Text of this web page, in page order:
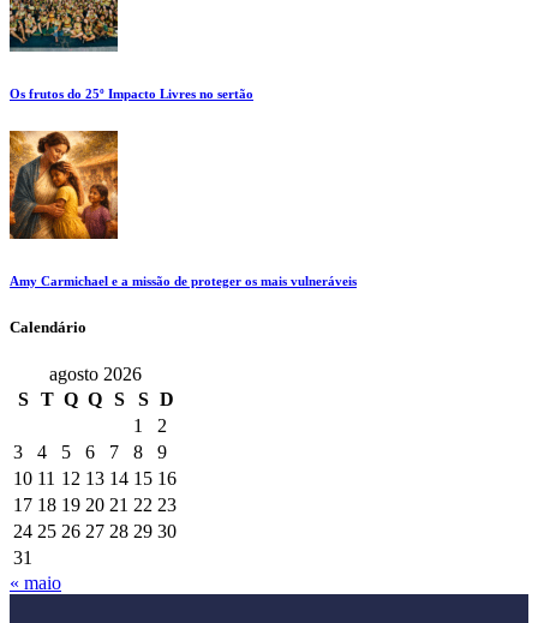
Os frutos do 25º Impacto Livres no sertão
Amy Carmichael e a missão de proteger os mais vulneráveis
Calendário
agosto 2026
S
T Q Q S S D
1
2
3
4 5 6 7 8
9
10 11 12 13 14 15 16
17 18 19 20 21 22 23
24 25 26 27 28 29 30
31
« maio